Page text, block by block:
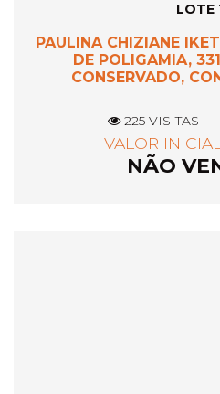
LOTE
PAULINA CHIZIANE
DE POLIGAMIA,
CONSERVADO,
225 VISITAS
VALOR INICIAL
NÃO